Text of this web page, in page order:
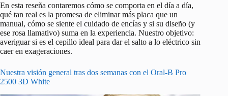
En esta reseña contaremos cómo se comporta en el día a día,
qué tan real es la promesa de eliminar más placa que un
manual, cómo se siente el cuidado de encías y si su diseño (y
ese rosa llamativo) suma en la experiencia. Nuestro objetivo:
averiguar si es el cepillo ideal para dar el salto a lo eléctrico sin
caer en exageraciones.
Nuestra visión general tras dos semanas con el Oral-B Pro
2500 3D White